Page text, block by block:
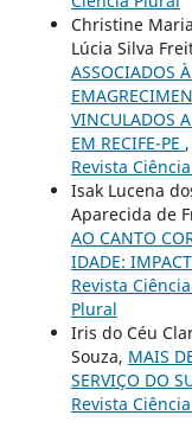
Christine
Lúcia Silva
ASSOCIADOS
VINCULADOS
EM RECIFE-PE ,
Revista
Isak Lucena
Aparecida de
AO CANTO
IDADE:
Revista
Plural
Iris do Céu
Souza, MAIS
SERVIÇO DO
Revista